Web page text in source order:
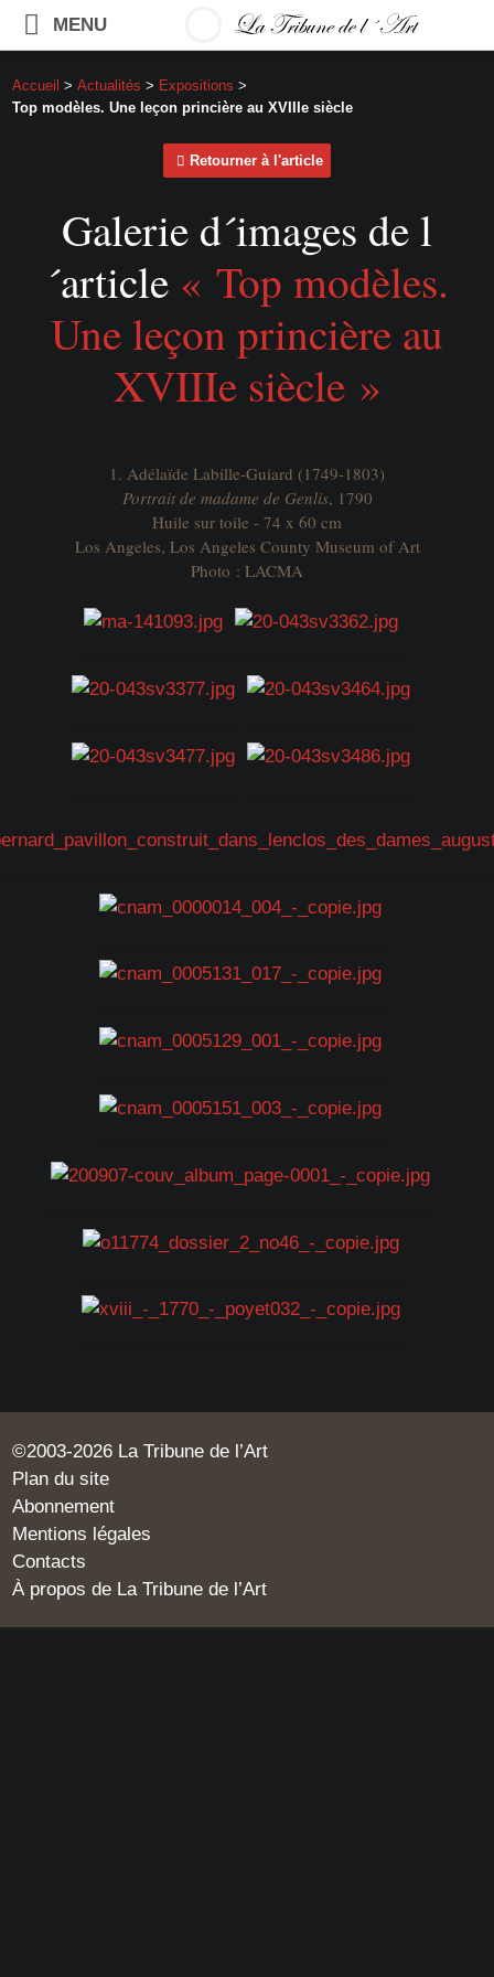
MENU
Accueil > Actualités > Expositions >
Top modèles. Une leçon princière au XVIIIe siècle
Retourner à l'article
Galerie d´images de l
´article « Top modèles.
Une leçon princière au
XVIIIe siècle »
1. Adélaïde Labille-Guiard (1749-1803)
Portrait de madame de Genlis, 1790
Huile sur toile - 74 x 60 cm
Los Angeles, Los Angeles County Museum of Art
Photo : LACMA
©2003-2026 La Tribune de l’Art
Plan du site
Abonnement
Mentions légales
Contacts
À propos de La Tribune de l’Art